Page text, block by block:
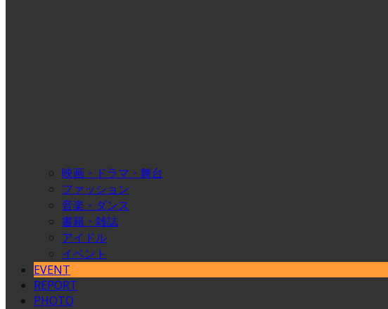
映画・ドラマ・舞台
ファッション
音楽・ダンス
書籍・雑誌
アイドル
イベント
EVENT
REPORT
PHOTO